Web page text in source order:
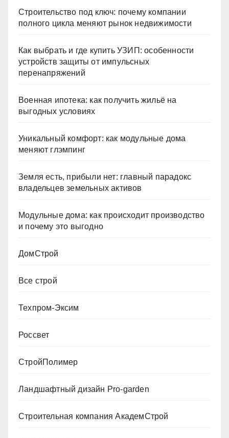
Строительство под ключ: почему компании
полного цикла меняют рынок недвижимости
Как выбрать и где купить УЗИП: особенности
устройств защиты от импульсных
перенапряжений
Военная ипотека: как получить жильё на
выгодных условиях
Уникальный комфорт: как модульные дома
меняют глэмпинг
Земля есть, прибыли нет: главный парадокс
владельцев земельных активов
Модульные дома: как происходит производство
и почему это выгодно
ДомСтрой
Все строй
Техпром-Эксим
Россвет
СтройПолимер
Ландшафтный дизайн Pro-garden
Строительная компания АкадемСтрой